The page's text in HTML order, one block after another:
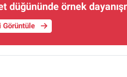
düğününde örnek
Görüntüle